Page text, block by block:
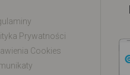
Prywatności
Cookies